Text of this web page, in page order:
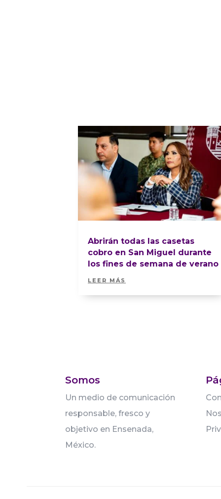
Abrirán todas las casetas
cobro en San Miguel durante
los fines de semana de verano
LEER MÁS
Somos
Un medio de comunicación
responsable, fresco y
objetivo en Ensenada,
México.